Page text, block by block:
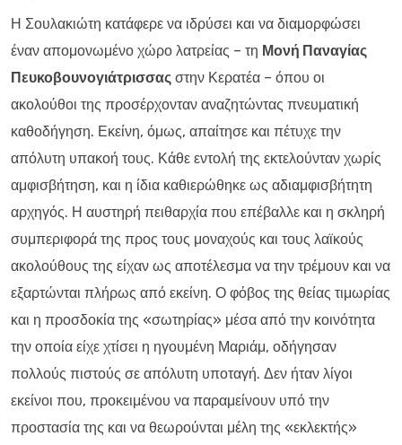
Η Σουλακιώτη κατάφερε να ιδρύσει και να διαμορφώσει
έναν απομονωμένο χώρο λατρείας – τη Μονή Παναγίας
Πευκοβουνογιάτρισσας στην Κερατέα – όπου οι
ακολούθοι της προσέρχονταν αναζητώντας πνευματική
καθοδήγηση. Εκείνη, όμως, απαίτησε και πέτυχε την
απόλυτη υπακοή τους. Κάθε εντολή της εκτελούνταν χωρίς
αμφισβήτηση, και η ίδια καθιερώθηκε ως αδιαμφισβήτητη
αρχηγός. Η αυστηρή πειθαρχία που επέβαλλε και η σκληρή
συμπεριφορά της προς τους μοναχούς και τους λαϊκούς
ακολούθους της είχαν ως αποτέλεσμα να την τρέμουν και να
εξαρτώνται πλήρως από εκείνη. Ο φόβος της θείας τιμωρίας
και η προσδοκία της «σωτηρίας» μέσα από την κοινότητα
την οποία είχε χτίσει η ηγουμένη Μαριάμ, οδήγησαν
πολλούς πιστούς σε απόλυτη υποταγή. Δεν ήταν λίγοι
εκείνοι που, προκειμένου να παραμείνουν υπό την
προστασία της και να θεωρούνται μέλη της «εκλεκτής»